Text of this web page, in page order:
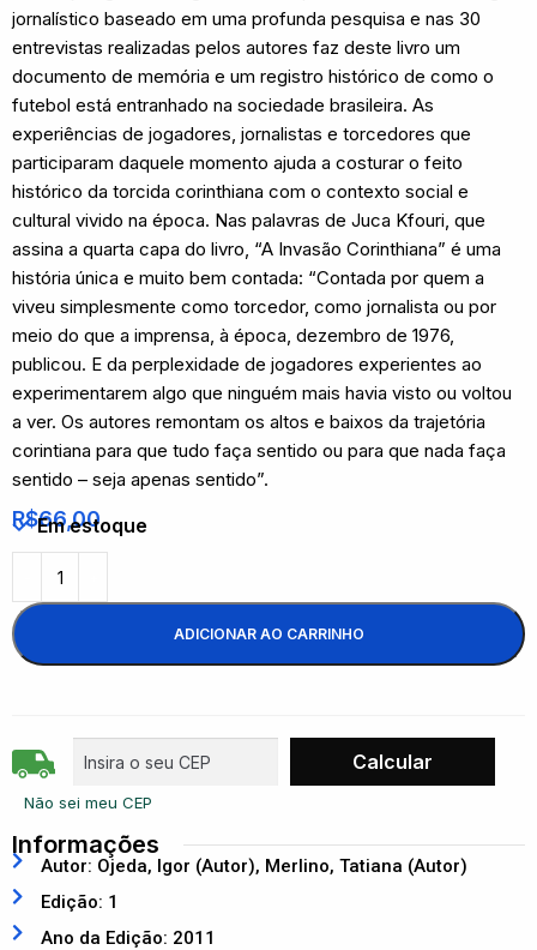
jornalístico baseado em uma profunda pesquisa e nas 30
entrevistas realizadas pelos autores faz deste livro um
documento de memória e um registro histórico de como o
futebol está entranhado na sociedade brasileira. As
experiências de jogadores, jornalistas e torcedores que
participaram daquele momento ajuda a costurar o feito
histórico da torcida corinthiana com o contexto social e
cultural vivido na época. Nas palavras de Juca Kfouri, que
assina a quarta capa do livro, “A Invasão Corinthiana” é uma
história única e muito bem contada: “Contada por quem a
viveu simplesmente como torcedor, como jornalista ou por
meio do que a imprensa, à época, dezembro de 1976,
publicou. E da perplexidade de jogadores experientes ao
experimentarem algo que ninguém mais havia visto ou voltou
a ver. Os autores remontam os altos e baixos da trajetória
corintiana para que tudo faça sentido ou para que nada faça
sentido – seja apenas sentido”.
R$66,00
Em estoque
ADICIONAR AO CARRINHO
Não sei meu CEP
Informações
Autor: Ojeda, Igor (Autor), Merlino, Tatiana (Autor)
Edição: 1
Ano da Edição: 2011